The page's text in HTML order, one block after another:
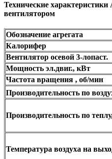
Технические
вентилятором
Обозначение агрегата
Калорифер
Вентилятор осевой 3-лопаст.
Мощность эл.двиг., кВт
Частота вращения , об/мин
Производительность по
Производительность по
Температура воздуха на